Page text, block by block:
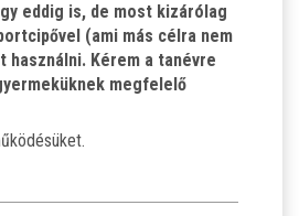
ELÉRHETŐSÉGE
eddig is, de most kizárólag
(ami más célra nem
használni. Kérem a tanévre
megfelelő